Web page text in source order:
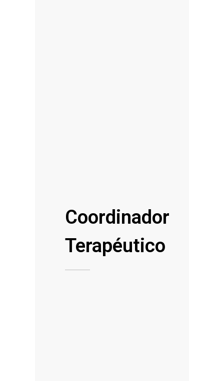
Coordinador
Terapéutico